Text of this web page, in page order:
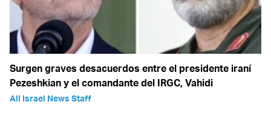
Surgen graves desacuerdos entre el presidente iraní
Pezeshkian y el comandante del IRGC, Vahidi
All Israel News Staff